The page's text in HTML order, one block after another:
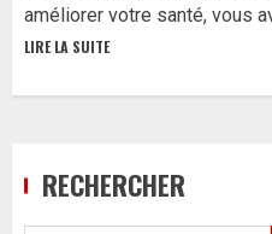
améliorer votre santé, vous
LIRE LA SUITE
RECHERCHER